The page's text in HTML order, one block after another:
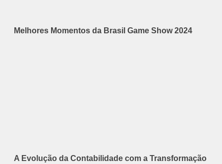
Melhores Momentos da Brasil Game Show 2024
A Evolução da Contabilidade com a Transformação